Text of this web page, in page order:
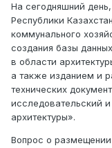
На сегодняшний
Республики
коммунального
создания базы
в области
а также изданием и
технических
исследовательский и
архитектуры».
Вопрос о размещении